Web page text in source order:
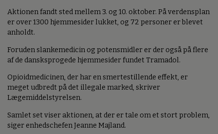
Aktionen fandt sted mellem 3. og 10. oktober. På verdensplan
er over 1300 hjemmesider lukket, og 72 personer er blevet
anholdt.
Foruden slankemedicin og potensmidler er der også på flere
af de dansksprogede hjemmesider fundet Tramadol.
Opioidmedicinen, der har en smertestillende effekt, er
meget udbredt på det illegale marked, skriver
Lægemiddelstyrelsen.
Samlet set viser aktionen, at der er tale om et stort problem,
siger enhedschefen Jeanne Majland.